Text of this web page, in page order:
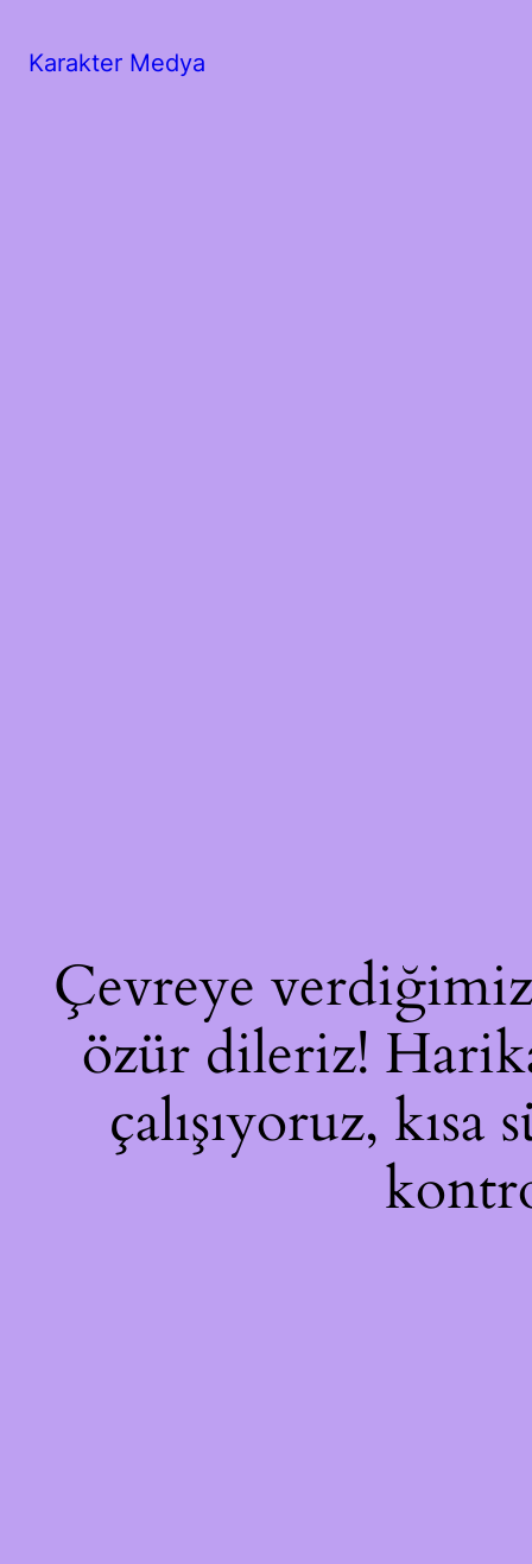
Karakter Medya
Çevreye verdiğimiz
özür dileriz!
çalışıyoruz,